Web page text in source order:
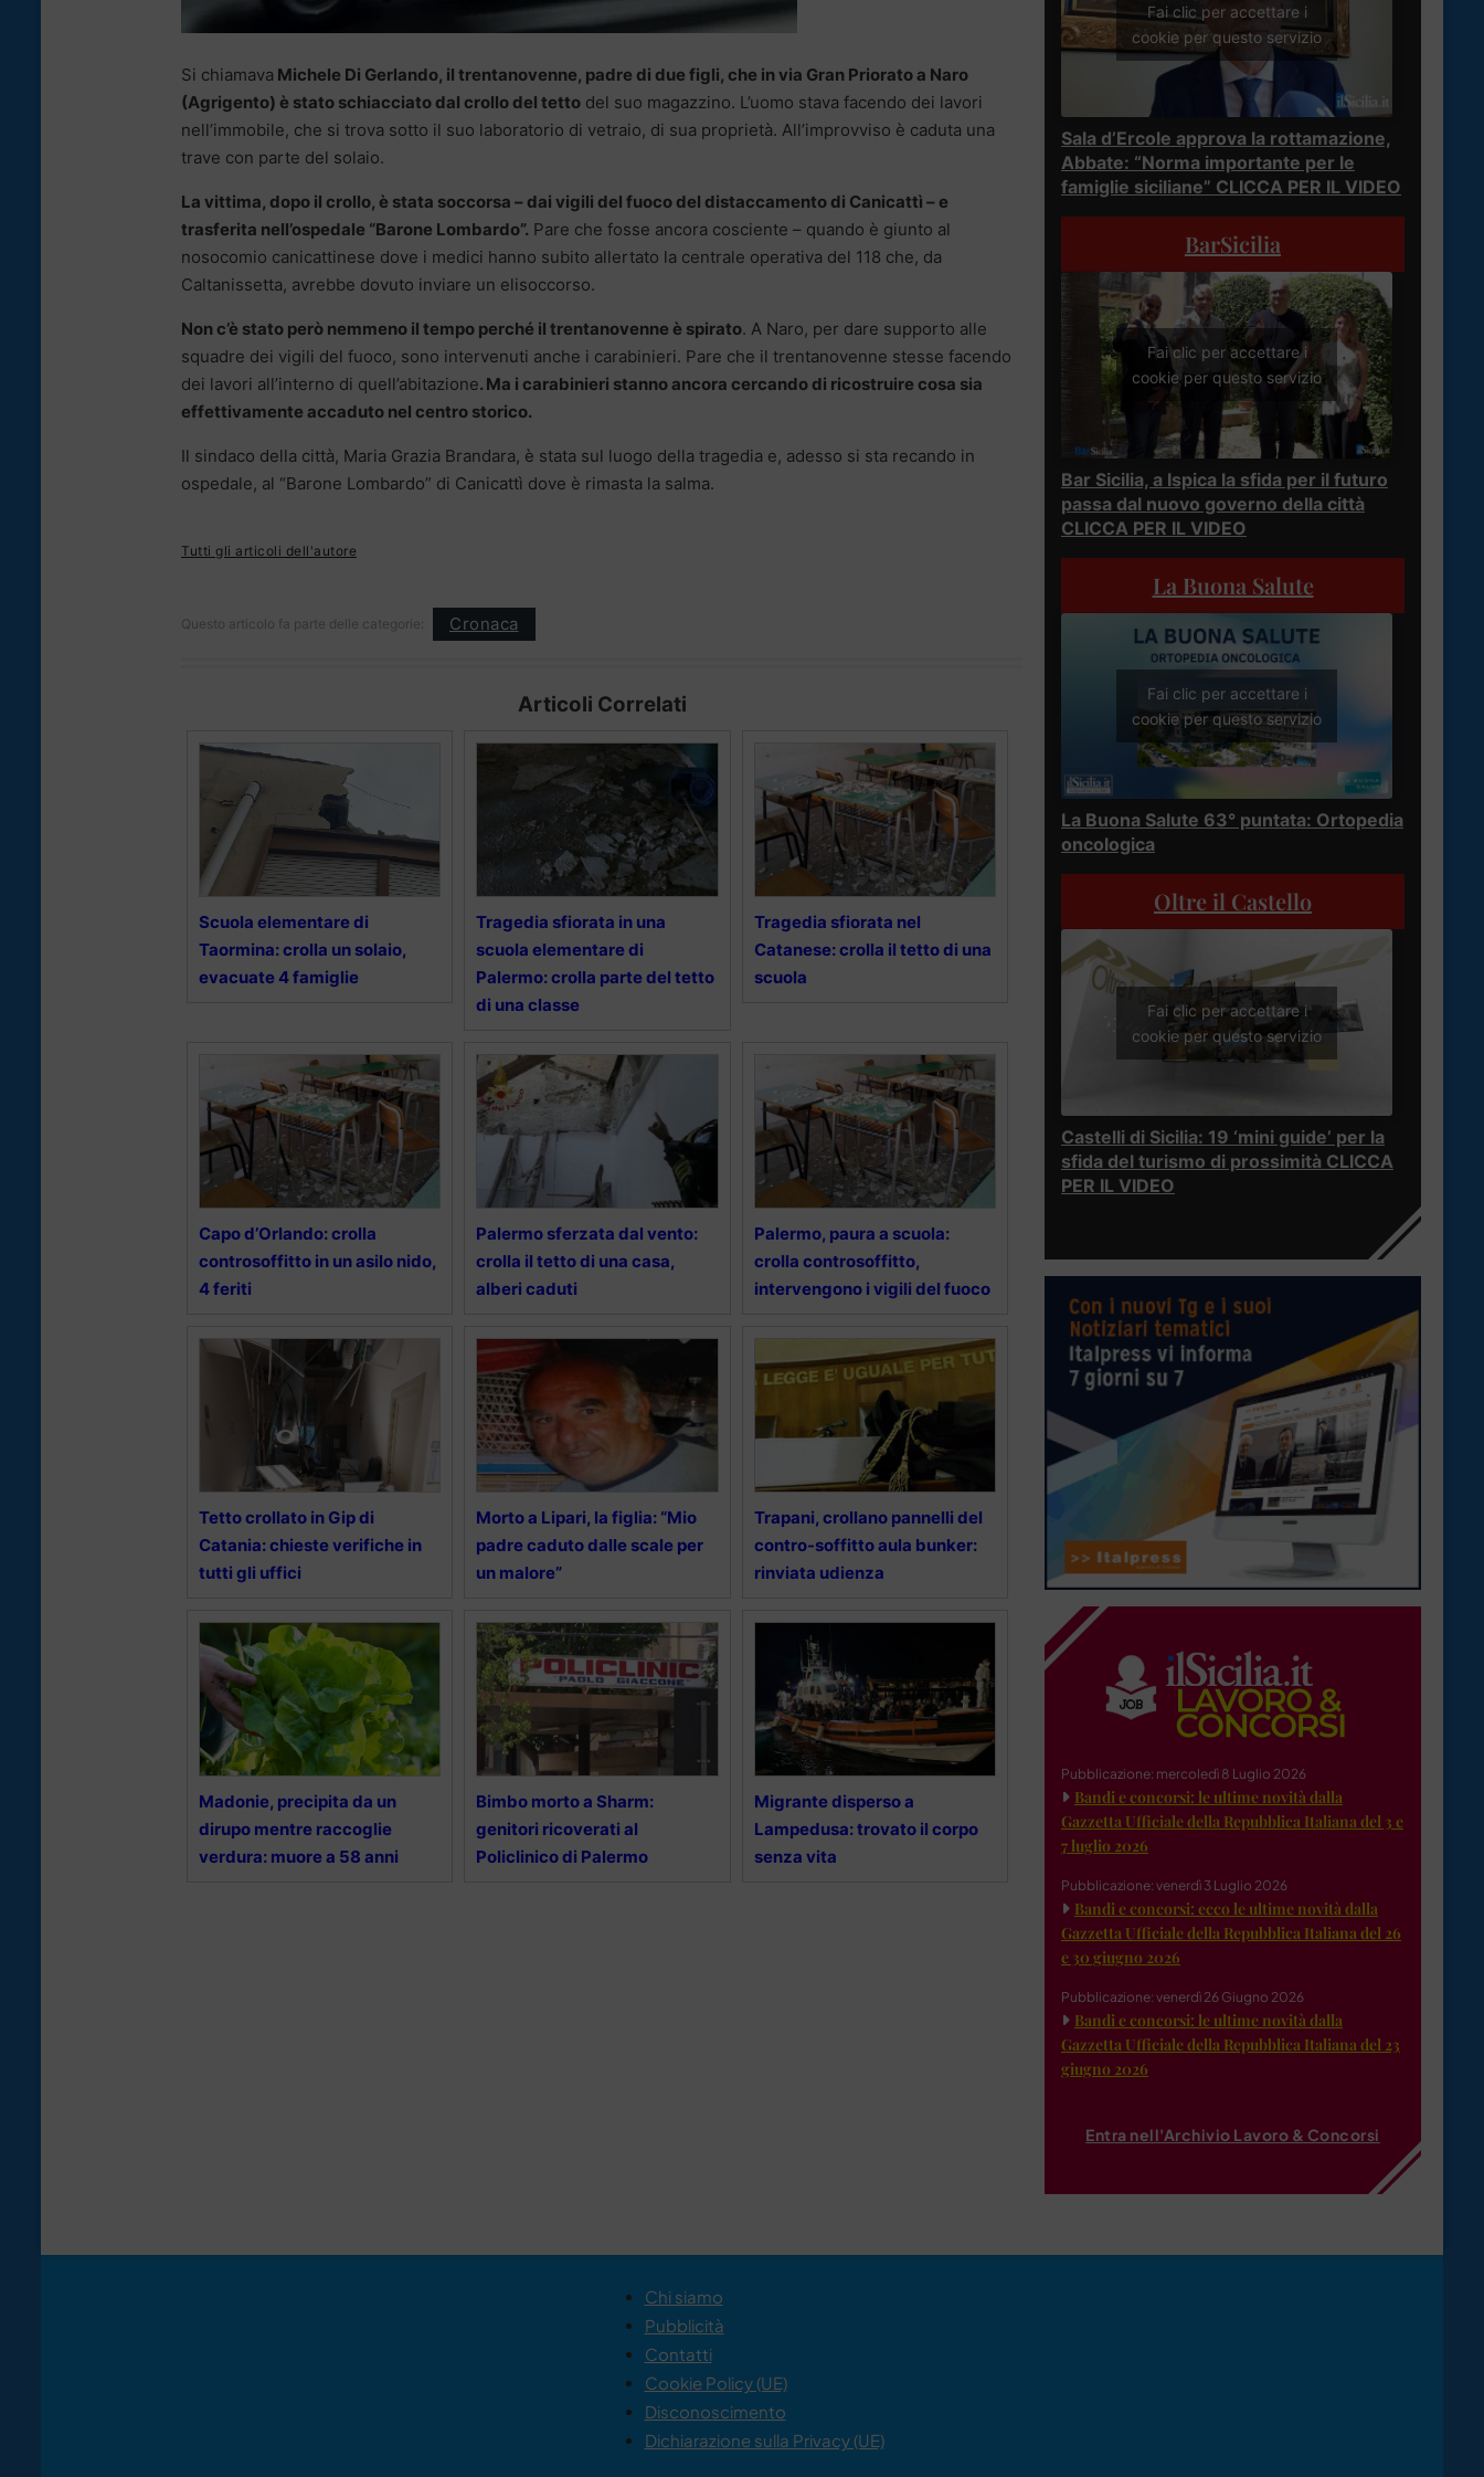
Si chiamava Michele Di Gerlando, il trentanovenne, padre di due figli, che in via Gran Priorato a Naro
(Agrigento) è stato schiacciato dal crollo del tetto del suo magazzino. L’uomo stava facendo dei lavori
nell’immobile, che si trova sotto il suo laboratorio di vetraio, di sua proprietà. All’improvviso è caduta una
trave con parte del solaio.
La vittima, dopo il crollo, è stata soccorsa – dai vigili del fuoco del distaccamento di Canicattì – e
trasferita nell’ospedale “Barone Lombardo”. Pare che fosse ancora cosciente – quando è giunto al
nosocomio canicattinese dove i medici hanno subito allertato la centrale operativa del 118 che, da
Caltanissetta, avrebbe dovuto inviare un elisoccorso.
Non c’è stato però nemmeno il tempo perché il trentanovenne è spirato. A Naro, per dare supporto alle
squadre dei vigili del fuoco, sono intervenuti anche i carabinieri. Pare che il trentanovenne stesse facendo
dei lavori all’interno di quell’abitazione. Ma i carabinieri stanno ancora cercando di ricostruire cosa sia
effettivamente accaduto nel centro storico.
Il sindaco della città, Maria Grazia Brandara, è stata sul luogo della tragedia e, adesso si sta recando in
ospedale, al “Barone Lombardo” di Canicattì dove è rimasta la salma.
Tutti gli articoli dell'autore
Questo articolo fa parte delle categorie: Cronaca
Articoli Correlati
Scuola elementare di
Taormina: crolla un solaio,
evacuate 4 famiglie
Tragedia sfiorata in una
scuola elementare di
Palermo: crolla parte del tetto
di una classe
Tragedia sfiorata nel
Catanese: crolla il tetto di una
scuola
Capo d’Orlando: crolla
controsoffitto in un asilo nido,
4 feriti
Palermo sferzata dal vento:
crolla il tetto di una casa,
alberi caduti
Palermo, paura a scuola:
crolla controsoffitto,
intervengono i vigili del fuoco
Tetto crollato in Gip di
Catania: chieste verifiche in
tutti gli uffici
Morto a Lipari, la figlia: “Mio
padre caduto dalle scale per
un malore”
Trapani, crollano pannelli del
contro-soffitto aula bunker:
rinviata udienza
Madonie, precipita da un
dirupo mentre raccoglie
verdura: muore a 58 anni
Bimbo morto a Sharm:
genitori ricoverati al
Policlinico di Palermo
Migrante disperso a
Lampedusa: trovato il corpo
senza vita
Fai clic per accettare i
cookie per questo servizio
Sala d’Ercole approva la rottamazione,
Abbate: “Norma importante per le
famiglie siciliane” CLICCA PER IL VIDEO
BarSicilia
Fai clic per accettare i
cookie per questo servizio
Bar Sicilia, a Ispica la sfida per il futuro
passa dal nuovo governo della città
CLICCA PER IL VIDEO
La Buona Salute
Fai clic per accettare i
cookie per questo servizio
La Buona Salute 63° puntata: Ortopedia
oncologica
Oltre il Castello
Fai clic per accettare i
cookie per questo servizio
Castelli di Sicilia: 19 ‘mini guide’ per la
sfida del turismo di prossimità CLICCA
PER IL VIDEO
Pubblicazione: mercoledì 8 Luglio 2026
Bandi e concorsi: le ultime novità dalla
Gazzetta Ufficiale della Repubblica Italiana del 3 e
7 luglio 2026
Pubblicazione: venerdì 3 Luglio 2026
Bandi e concorsi: ecco le ultime novità dalla
Gazzetta Ufficiale della Repubblica Italiana del 26
e 30 giugno 2026
Pubblicazione: venerdì 26 Giugno 2026
Bandi e concorsi: le ultime novità dalla
Gazzetta Ufficiale della Repubblica Italiana del 23
giugno 2026
Entra nell'Archivio Lavoro & Concorsi
Chi siamo
Pubblicità
Contatti
Cookie Policy (UE)
Disconoscimento
Dichiarazione sulla Privacy (UE)